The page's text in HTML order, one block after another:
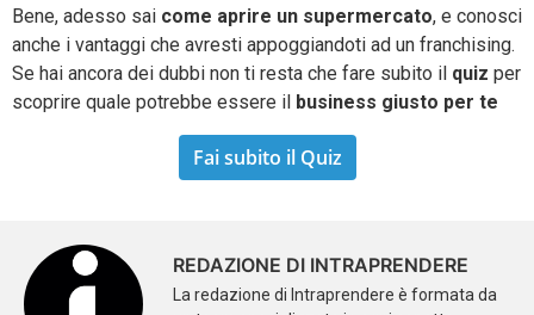
Bene, adesso sai come aprire un supermercato, e conosci
anche i vantaggi che avresti appoggiandoti ad un franchising.
Se hai ancora dei dubbi non ti resta che fare subito il quiz per
scoprire quale potrebbe essere il business giusto per te
Fai subito il Quiz
REDAZIONE DI INTRAPRENDERE
La redazione di Intraprendere è formata da